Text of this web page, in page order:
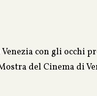
con gli occhi
del Cinema di